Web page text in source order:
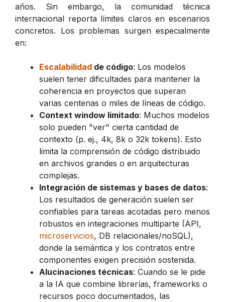
años. Sin embargo, la comunidad técnica
internacional reporta límites claros en escenarios
concretos. Los problemas surgen especialmente
en:
Escalabilidad de código: Los modelos
suelen tener dificultades para mantener la
coherencia en proyectos que superan
varias centenas o miles de líneas de código.
Context window limitado: Muchos modelos
solo pueden "ver" cierta cantidad de
contexto (p. ej., 4k, 8k o 32k tokens). Esto
limita la comprensión de código distribuido
en archivos grandes o en arquitecturas
complejas.
Integración de sistemas y bases de datos:
Los resultados de generación suelen ser
confiables para tareas acotadas pero menos
robustos en integraciones multiparte (API,
microservicios, DB relacionales/noSQL),
donde la semántica y los contratos entre
componentes exigen precisión sostenida.
Alucinaciones técnicas: Cuando se le pide
a la IA que combine librerías, frameworks o
recursos poco documentados, las